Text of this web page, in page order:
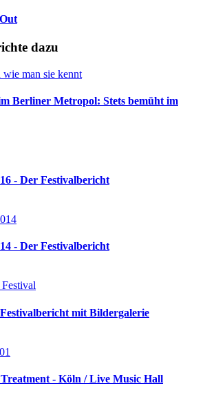
dazu
Berliner Metropol: Stets bemüht im
- Der Festivalbericht
- Der Festivalbericht
mit Bildergalerie
- Köln / Live Music Hall